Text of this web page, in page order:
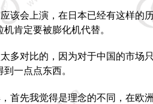
该会上演，在日本已经有这样的
肯定要被膨化机代替。
多对比的，因为对于中国的市场
一点点东西。
首先我觉得是理念的不同，在欧